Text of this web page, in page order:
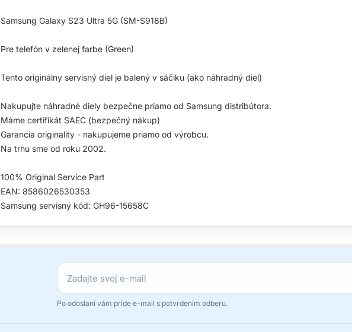
Samsung Galaxy S23 Ultra 5G (SM-S918B)
Pre telefón v zelenej farbe (Green)
Tento originálny servisný diel je balený v sáčiku (ako náhradný diel)
Nakupujte náhradné diely bezpečne priamo od Samsung distribútora.
Máme certifikát SAEC (bezpečný nákup)
Garancia originality - nakupujeme priamo od výrobcu.
Na trhu sme od roku 2002.
100% Original Service Part
EAN: 8586026530353
Samsung servisný kód: GH96-15658C
Po odoslaní vám príde e-mail s potvrdením odberu.